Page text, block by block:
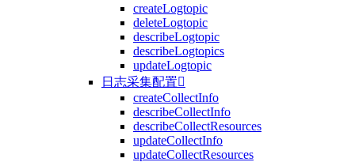
createLogtopic
deleteLogtopic
describeLogtopic
describeLogtopics
updateLogtopic
日志采集配置
createCollectInfo
describeCollectInfo
describeCollectResources
updateCollectInfo
updateCollectResources